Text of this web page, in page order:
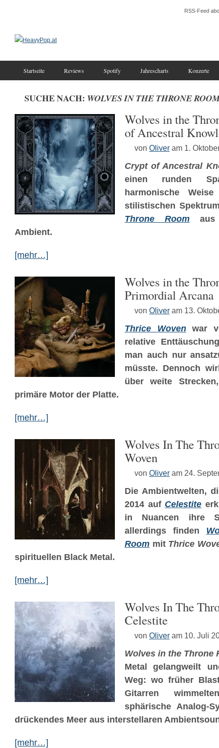
RSS-Feed
Startseite Reviews Spotify Jahrescharts Konzerte
SUCHE NACH: WOLVES IN THE THRONE
Wolves in the
of Ancestral
von Oliver am 1.
Crypt of Ancestral
einen runden
harmonische
stilistischen
Throne Room aus
Ambient.
[mehr…]
Wolves in the
Primordial Arcana
von Oliver am 13.
Thrice Wovenwar
relative
man auch nur
müsste. Dennoch
über weite
primäre Motor der Platte.
[mehr…]
Wolves In The
Woven
von Oliver am 24.
Die Ambientwelten,
2014 auf Celestite
in Nuancen ihre
allerdings finden
Room mit Thrice
spirituellen Black Metal.
[mehr…]
Wolves In The
Celestite
von Oliver am 10. Juli
Wolves in the Throne
Metal gelangweilt
Weg: wo früher
Gitarren
sphärische Analog-
drückendes Meer aus interstellaren
[mehr…]